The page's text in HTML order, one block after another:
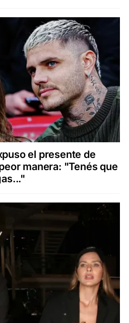
el presente de
manera: "Tenés que